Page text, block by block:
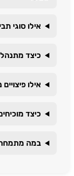
אילו סוגי
כיצד
אילו
כיצד
במה מתמחה